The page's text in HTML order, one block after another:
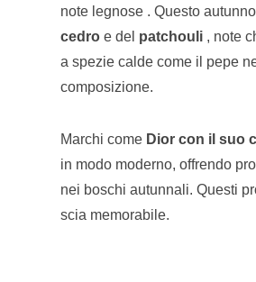
note legnose . Questo
cedro e del patchouli , note
a spezie calde come il pepe
composizione.
Marchi come Dior con il suo
in modo moderno, offrendo
nei boschi autunnali. Questi
scia memorabile.